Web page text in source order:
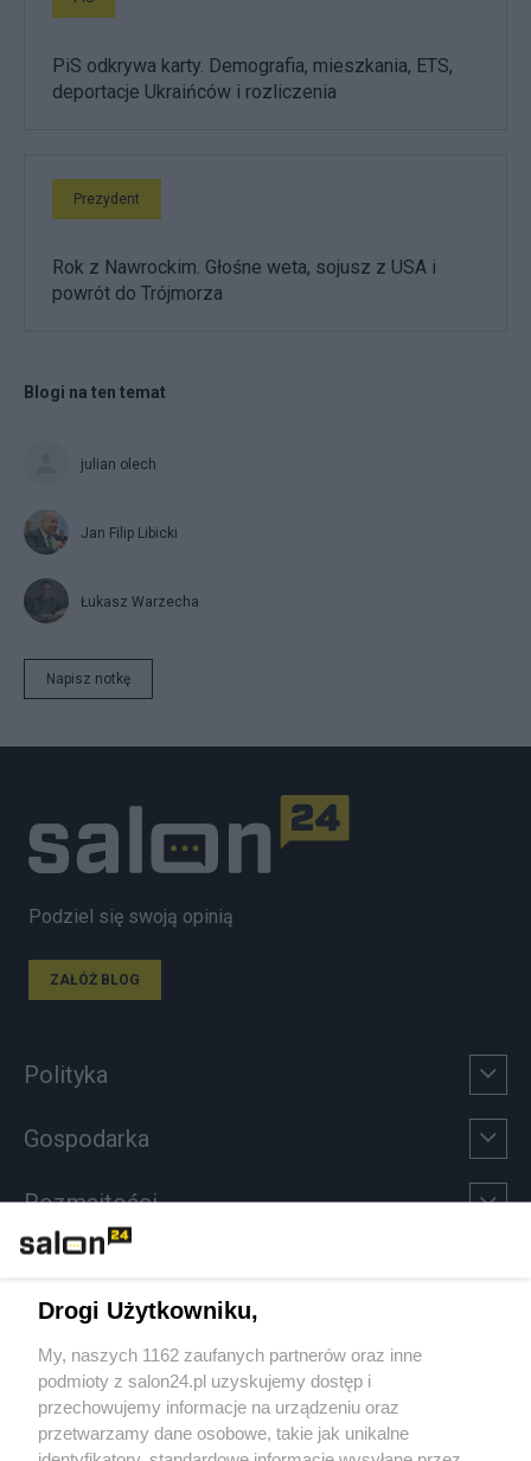
PiS odkrywa karty. Demografia, mieszkania, ETS,
deportacje Ukraińców i rozliczenia
Prezydent
Rok z Nawrockim. Głośne weta, sojusz z USA i
powrót do Trójmorza
Blogi na ten temat
julian olech
Jan Filip Libicki
Łukasz Warzecha
Napisz notkę
Podziel się swoją opinią
ZAŁÓŻ BLOG
Polityka
Gospodarka
Rozmaitości
Sport
Społeczeństwo
Drogi Użytkowniku,
My, naszych 1162 zaufanych partnerów oraz inne
podmioty z salon24.pl uzyskujemy dostęp i
przechowujemy informacje na urządzeniu oraz
przetwarzamy dane osobowe, takie jak unikalne